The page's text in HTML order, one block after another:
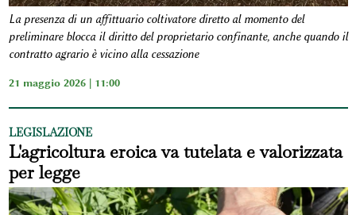
La presenza di un affittuario coltivatore diretto al momento del
preliminare blocca il diritto del proprietario confinante, anche quando il
contratto agrario è vicino alla cessazione
21 maggio 2026 | 11:00
LEGISLAZIONE
L'agricoltura eroica va tutelata e valorizzata
per legge